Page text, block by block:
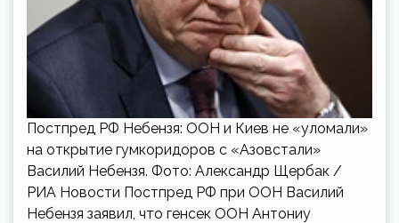
Постпред РФ Небензя: ООН и Киев не «уломали»
на открытие гумкоридоров с «Азовстали»
Василий Небензя. Фото: Александр Щербак /
РИА Новости Постпред РФ при ООН Василий
Небензя заявил, что генсек ООН Антониу